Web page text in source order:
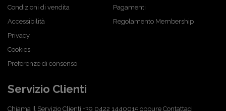
Condizioni di vendita
Accessibilità
Privacy
Cookies
Preferenze di consenso
Pagamenti
Regolamento Membership
Servizio Clienti
Chiama Il Servizio Clienti +39 0422 1440015 oppure Contattaci